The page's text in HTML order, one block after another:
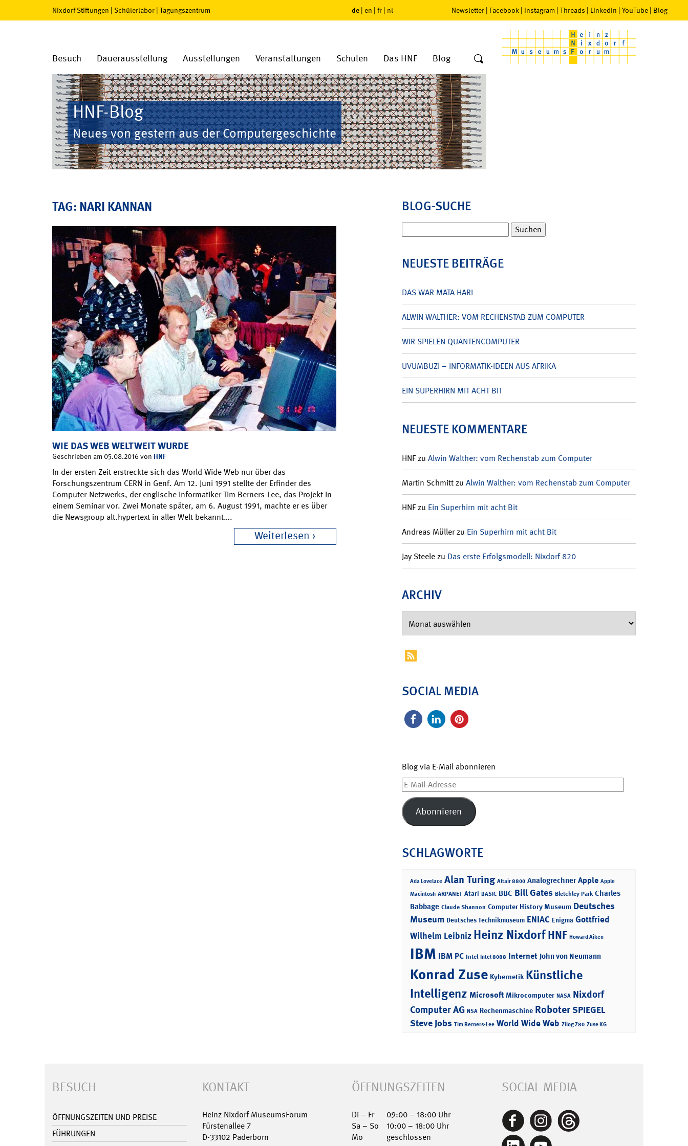
Nixdorf-Stiftungen | Schülerlabor | Tagungszentrum de | en | fr | nl Newsletter | Facebook | Instagram | Threads | LinkedIn | YouTube | Blog
Besuch Dauerausstellung Ausstellungen Veranstaltungen Schulen Das HNF Blog
HNF-Blog
Neues von gestern aus der Computergeschichte
TAG: NARI KANNAN
WIE DAS WEB WELTWEIT WURDE
Geschrieben am 05.08.2016 von HNF
In der ersten Zeit erstreckte sich das World Wide Web nur über das
Forschungszentrum CERN in Genf. Am 12. Juni 1991 stellte der Erfinder des
Computer-Netzwerks, der englische Informatiker Tim Berners-Lee, das Projekt in
einem Seminar vor. Zwei Monate später, am 6. August 1991, machte er es über
die Newsgroup alt.hypertext in aller Welt bekannt….
Weiterlesen
BLOG-SUCHE
nach:
NEUESTE BEITRÄGE
DAS WAR MATA HARI
ALWIN WALTHER: VOM RECHENSTAB ZUM COMPUTER
WIR SPIELEN QUANTENCOMPUTER
UVUMBUZI – INFORMATIK-IDEEN AUS AFRIKA
EIN SUPERHIRN MIT ACHT BIT
NEUESTE KOMMENTARE
HNFzu Alwin Walther: vom Rechenstab zum Computer
Martin Schmittzu Alwin Walther: vom Rechenstab zum Computer
HNFzu Ein Superhirn mit acht Bit
Andreas Müllerzu Ein Superhirn mit acht Bit
Jay Steelezu Das erste Erfolgsmodell: Nixdorf 820
ARCHIV
SOCIAL MEDIA
Blog via E-Mail abonnieren
E-
Mail-
Adresse
Abonnieren
SCHLAGWORTE
Ada Lovelace Alan Turing Altair 8800 Analogrechner Apple Apple
Macintosh ARPANET Atari BASIC BBC Bill Gates Bletchley Park Charles
Babbage Claude Shannon Computer History Museum Deutsches
Museum Deutsches Technikmuseum ENIAC Enigma Gottfried
Wilhelm Leibniz Heinz NixdorfHNF Howard Aiken
IBM IBM PC Intel Intel 8088 Internet John von Neumann
Konrad Zuse Kybernetik Künstliche
Intelligenz Microsoft Mikrocomputer NASA Nixdorf
Computer AG NSA Rechenmaschine RoboterSPIEGEL
Steve Jobs Tim Berners-Lee World Wide Web Zilog Z80 Zuse KG
BESUCH
ÖFFNUNGSZEITEN UND PREISE
FÜHRUNGEN
KONTAKT
Heinz Nixdorf MuseumsForum
Fürstenallee 7
D-33102 Paderborn
ÖFFNUNGSZEITEN
Di – Fr
09:00 – 18:00 Uhr
Sa – So
10:00 – 18:00 Uhr
Mo
geschlossen
SOCIAL MEDIA